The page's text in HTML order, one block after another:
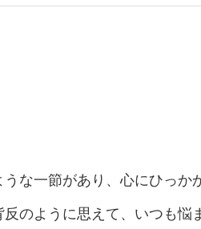
な一節があり、心にひっか
のように思えて、いつも悩